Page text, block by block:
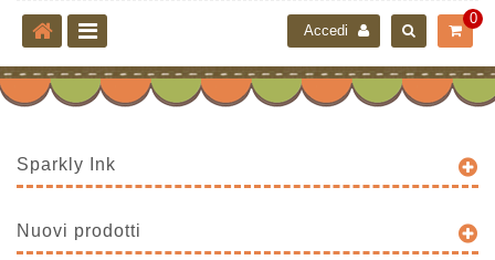
0
Accedi
Sparkly Ink
Nuovi prodotti